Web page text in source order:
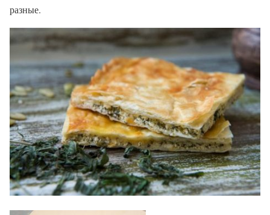
разные.